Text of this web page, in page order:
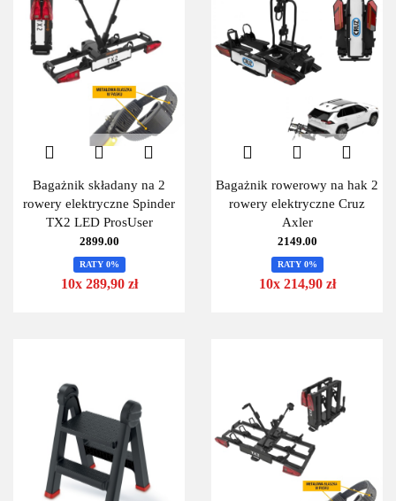
Bagażnik składany na 2
rowery elektryczne Spinder
TX2 LED ProsUser
2899.00
RATY 0%
10x 289,90 zł
Bagażnik rowerowy na hak 2
rowery elektryczne Cruz
Axler
2149.00
RATY 0%
10x 214,90 zł